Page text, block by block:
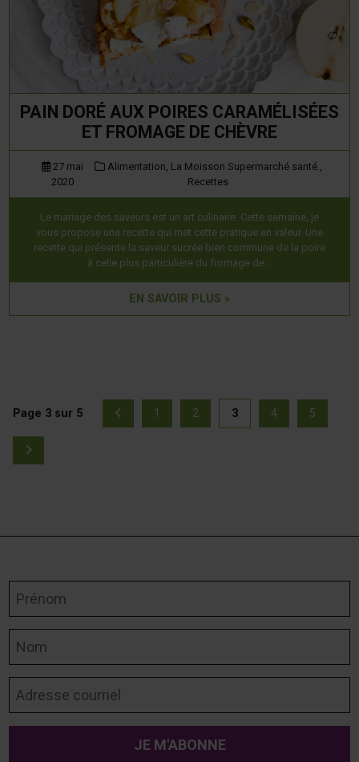
PAIN DORÉ AUX POIRES CARAMÉLISÉES
ET FROMAGE DE CHÈVRE
27 mai
2020
Alimentation, La Moisson Supermarché santé.,
Recettes
Le mariage des saveurs est un art culinaire. Cette semaine, je
vous propose une recette qui met cette pratique en valeur. Une
recette qui présente la saveur sucrée bien commune de la poire
à celle plus particulière du fromage de…
EN SAVOIR PLUS »
Page 3 sur 5
Page précédente
1
2
3
(actuellement
4
5